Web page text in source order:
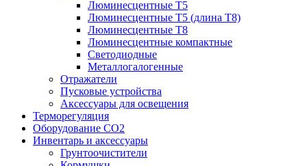
Люминесцентные T5
Люминесцентные T5 (длина T8)
Люминесцентные T8
Люминесцентные компактные
Светодиодные
Металлогалогенные
Отражатели
Пусковые устройства
Аксессуары для освещения
Терморегуляция
Оборудование CO2
Инвентарь и аксессуары
Грунтоочистители